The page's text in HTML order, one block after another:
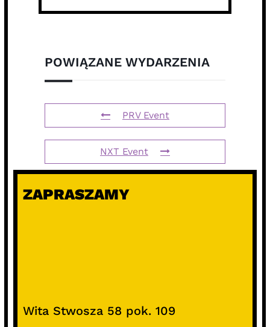
POWIĄZANE WYDARZENIA
PRV Event
NXT Event
ZAPRASZAMY
Wita Stwosza 58 pok. 109